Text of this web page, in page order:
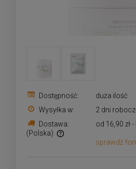
Dostępność:
duża ilość
Wysyłka w:
2 dni
Dostawa:
od 16,90 zł -
(Polska)
Cena nie zawiera ewentualnych
sprawdź